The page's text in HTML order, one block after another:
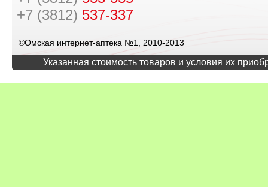
+7 (3812) 537-337
©Омская интернет-аптека №1, 2010-2013
Указанная стоимость товаров и условия их